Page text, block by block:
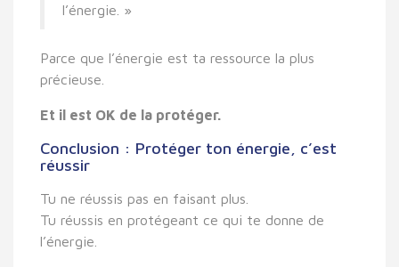
l’énergie. »
Parce que l’énergie est ta ressource la plus
précieuse
Et il est OK de la protéger.
Conclusion : Protéger ton énergie, c’est
réussir
Tu ne réussis pas en faisant plus.
Tu réussis en protégeant ce qui te donne de
l’énergie